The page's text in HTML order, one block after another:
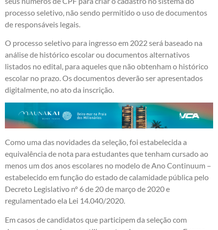
processo seletivo, não sendo permitido o uso de documentos
de responsáveis legais.
O processo seletivo para ingresso em 2022 será baseado na
análise de histórico escolar ou documentos alternativos
listados no edital, para aqueles que não obtenham o histórico
escolar no prazo. Os documentos deverão ser apresentados
digitalmente, no ato da inscrição.
Como uma das novidades da seleção, foi estabelecida a
equivalência de nota para estudantes que tenham cursado ao
menos um dos anos escolares no modelo de Ano Continuum –
estabelecido em função do estado de calamidade pública pelo
Decreto Legislativo nº 6 de 20 de março de 2020 e
regulamentado ela Lei 14.040/2020.
Em casos de candidatos que participem da seleção com